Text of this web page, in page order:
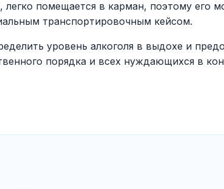
помещается в карман, поэтому его
транспортировочным кейсом.
уровень алкоголя в выдохе и
порядка и всех нуждающихся в